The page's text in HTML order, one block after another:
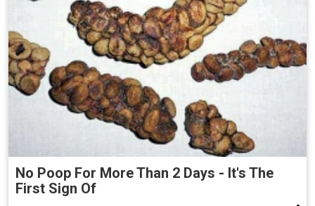
No Poop For More Than 2 Days - It's The
First Sign Of